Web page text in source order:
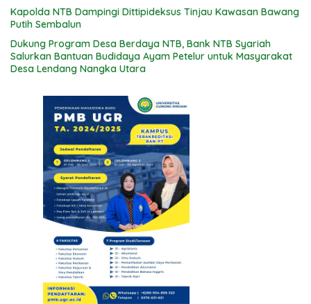
Kapolda NTB Dampingi Dittipideksus Tinjau Kawasan Bawang
Putih Sembalun
Dukung Program Desa Berdaya NTB, Bank NTB Syariah
Salurkan Bantuan Budidaya Ayam Petelur untuk Masyarakat
Desa Lendang Nangka Utara